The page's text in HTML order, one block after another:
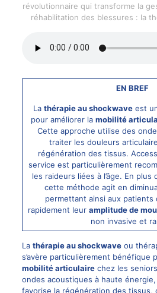
révolutionnaire qui transforme la
réhabilitation des blessures : la
EN BREF
La thérapie au shockwaveest
pour améliorer lamobilité
Cette approche utilise des
traiter les douleurs
régénération des tissus.
service est particulièrement
les raideurs liées à l’âge. En
cette méthode agit en
permettant ainsi aux patients
rapidement leur amplitude de
non invasive et
La thérapie aushockwaveou
s’avère particulièrement bénéfique
mobilité articulairechez les
ondes acoustiques à haute
favorise la régénération des tissus,